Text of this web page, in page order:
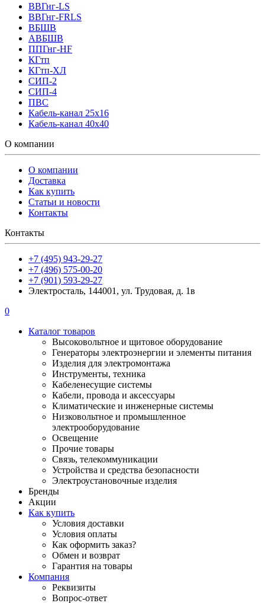
ВВГнг-LS
ВВГнг-FRLS
ВБШВ
АВБШВ
ППГнг-HF
КГтп
КГтп-ХЛ
СИП-2
СИП-4
ПВС
Кабель-канал 25х16
Кабель-канал 40х40
О компании
О компании
Доставка
Как купить
Статьи и новости
Контакты
Контакты
+7 (495) 943-29-27
+7 (496) 575-00-20
+7 (901) 593-29-27
Электросталь, 144001, ул. Трудовая, д. 1в
0
Каталог товаров
Высоковольтное и щитовое оборудование
Генераторы электроэнергии и элементы питания
Изделия для электромонтажа
Инструменты, техника
Кабеленесущие системы
Кабели, провода и аксессуары
Климатические и инженерные системы
Низковольтное и промышленное
электрооборудование
Освещение
Прочие товары
Связь, телекоммуникации
Устройства и средства безопасности
Электроустановочные изделия
Бренды
Акции
Как купить
Условия доставки
Условия оплаты
Как оформить заказ?
Обмен и возврат
Гарантия на товары
Компания
Реквизиты
Вопрос-ответ